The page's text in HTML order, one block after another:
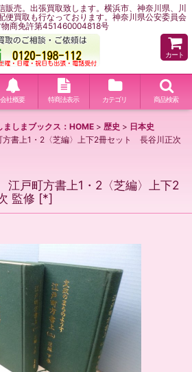
売。出張買取致します。横浜市、神奈川県、川
便買取も行なっております。神奈川県公安委員会
商免許第451460004818号
カート
会社概要 特商法表示 カテゴリ 商品検索
しまブックス：HOME > 歴史 > 日本史
書上1・2〈芝編〉上下2冊セット 長谷川正次
戸町方書上1・2〈芝編〉上下2
監修 [*]